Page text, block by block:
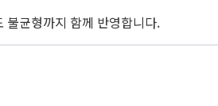
불균형까지 함께 반영합니다.